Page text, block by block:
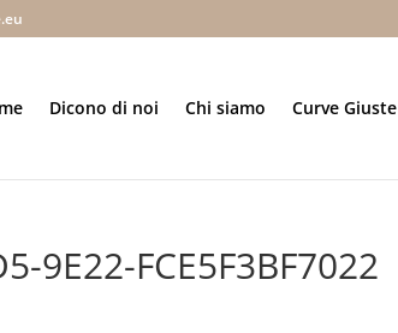
Dicono di noi Chi siamo Curve Giuste
9E22-FCE5F3BF7022